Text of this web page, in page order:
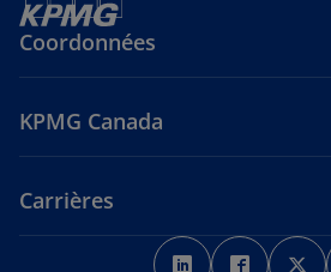
Coordonnées
KPMG Canada
Carrières
s
s